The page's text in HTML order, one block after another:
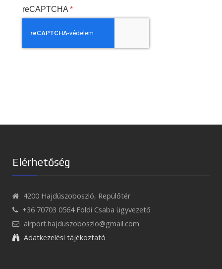
reCAPTCHA *
Elérhetőség
4200 Hajdúszoboszló, Repülőtér
+36 70703 0564 Földi Csaba ügyvezető
airport.hajduszoboszlo@gmail.com
Adatkezelési tájékoztató